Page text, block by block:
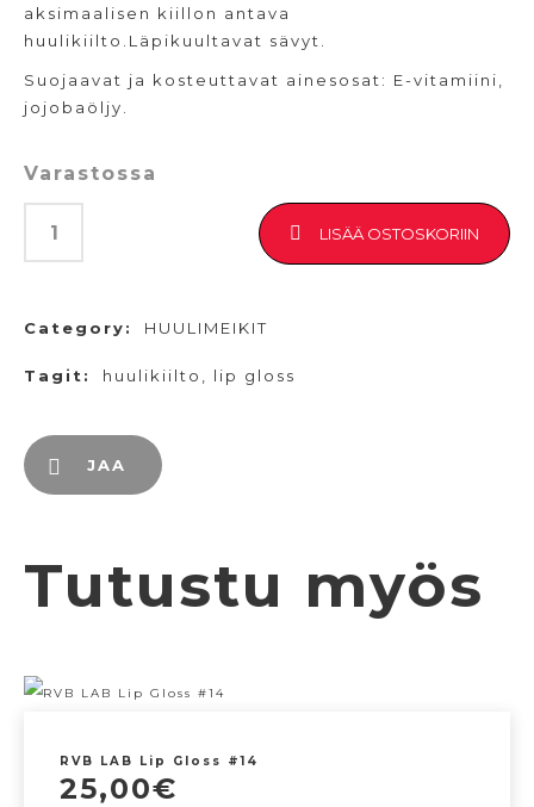
aksimaalisen kiillon antava
huulikiilto.Läpikuultavat sävyt.
Suojaavat ja kosteuttavat ainesosat: E-vitamiini,
jojobaöljy.
Varastossa
LISÄÄ OSTOSKORIIN
Category: HUULIMEIKIT
Tagit: huulikiilto lip gloss
JAA
Tutustu myös
RVB LAB Lip Gloss #14
25,00€